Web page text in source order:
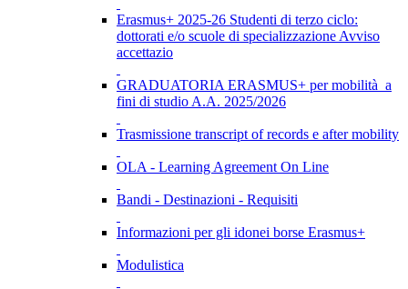
Erasmus+ 2025-26 Studenti di terzo ciclo:
dottorati e/o scuole di specializzazione Avviso
accettazio
GRADUATORIA ERASMUS+ per mobilità a
fini di studio A.A. 2025/2026
Trasmissione transcript of records e after mobility
OLA - Learning Agreement On Line
Bandi - Destinazioni - Requisiti
Informazioni per gli idonei borse Erasmus+
Modulistica